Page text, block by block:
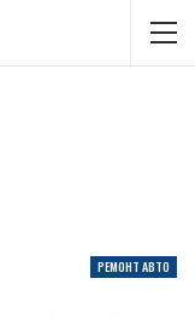
РЕМОНТ АВТО